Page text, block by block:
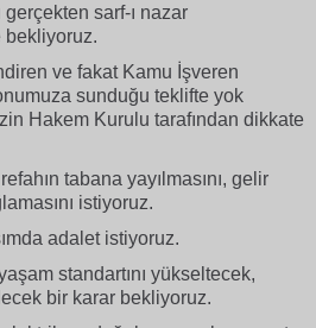
sarf-ı nazar
bekliyoruz.
ve fakat Kamu İşveren
sunduğu teklifte yok
Hakem Kurulu tarafından dikkate
tabana yayılmasını, gelir
istiyoruz.
adalet istiyoruz.
standartını yükseltecek,
bir karar bekliyoruz.